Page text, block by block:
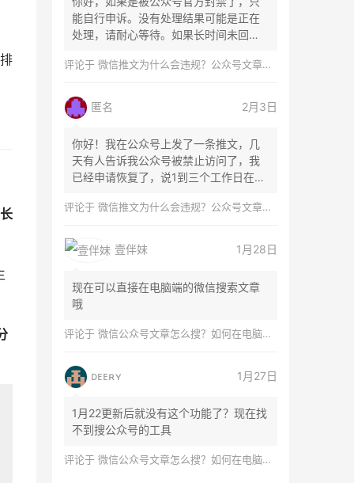
能自行申诉。没有处理结果可能是正在
处理，请耐心等待。如果长时间未回
评论于 微信推文为什么会违规？公众号文章怎么检测是否违规？
匿名 2月3日
你好！我在公众号上发了一条推文，几
天有人告诉我公众号被禁止访问了，我
已经申请恢复了，说1到三个工作日在微
评论于 微信推文为什么会违规？公众号文章怎么检测是否违规？
壹伴妹 1月28日
现在可以直接在电脑端的微信搜索文章
哦
评论于 微信公众号文章怎么搜？如何在电脑上搜索公众号文章？
ᴅᴇᴇʀʏ 1月27日
1月22更新后就没有这个功能了？现在找
不到搜公众号的工具
评论于 微信公众号文章怎么搜？如何在电脑上搜索公众号文章？